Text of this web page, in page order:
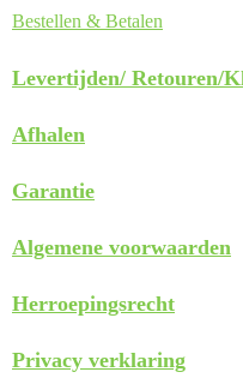
Bestellen & Betalen
Levertijden/ Retouren/
Afhalen
Garantie
Algemene voorwaarden
Herroepingsrecht
Privacy verklaring